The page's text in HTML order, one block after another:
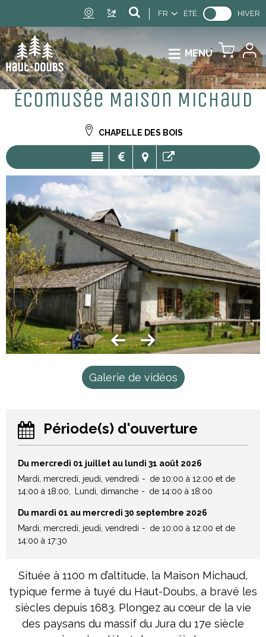
FR ÉTÉ HIVER
MENU
Écomusée Maison Michaud
CHAPELLE DES BOIS
Galerie de vidéos
Période(s) d'ouverture
Du mercredi 01 juillet au lundi 31 août 2026
Mardi, mercredi, jeudi, vendredi
de 10:00 à 12:00 et de
14:00 à 18:00
Lundi, dimanche de 14:00 à 18:00
Du mardi 01 au mercredi 30 septembre 2026
Mardi, mercredi, jeudi, vendredi
de 10:00 à 12:00 et de
14:00 à 17:30
Située à 1100 m d’altitude, la Maison Michaud,
typique ferme à tuyé du Haut-Doubs, a bravé les
siècles depuis 1683. Plongez au cœur de la vie
des paysans du massif du Jura du 17e siècle